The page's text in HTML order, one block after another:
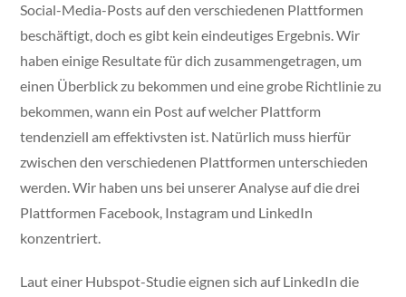
Social-Media-Posts auf den verschiedenen Plattformen
beschäftigt, doch es gibt kein eindeutiges Ergebnis. Wir
haben einige Resultate für dich zusammengetragen, um
einen Überblick zu bekommen und eine grobe Richtlinie zu
bekommen, wann ein Post auf welcher Plattform
tendenziell am effektivsten ist. Natürlich muss hierfür
zwischen den verschiedenen Plattformen unterschieden
werden. Wir haben uns bei unserer Analyse auf die drei
Plattformen Facebook, Instagram und LinkedIn
konzentriert.
Laut einer Hubspot-Studie eignen sich auf LinkedIn die